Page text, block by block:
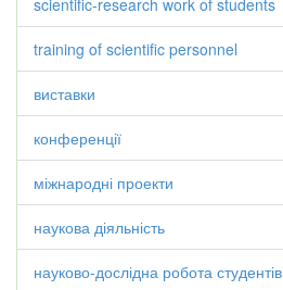
scientific-research work of students
training of scientific personnel
виставки
конференції
міжнародні проекти
наукова діяльність
науково-дослідна робота студентів